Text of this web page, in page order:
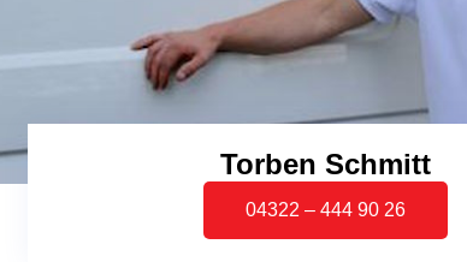
Torben Schmitt
04322 – 444 90 26